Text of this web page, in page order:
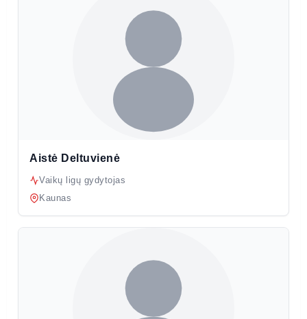
Aistė Deltuvienė
Vaikų ligų gydytojas
Kaunas